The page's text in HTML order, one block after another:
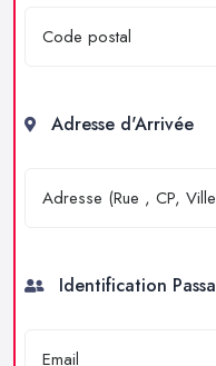
Adresse d'Arrivée
Identification